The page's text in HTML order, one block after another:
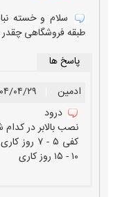
سلام و خسته
طبقه فروشگاهی
پاسخ ها
ادمین
۱۴۰۴/۰۴/۲۹ -
درود
نصب بالابر در کدام
کفی ۵ - ۷
۱۰ - ۱۵ روز کاری